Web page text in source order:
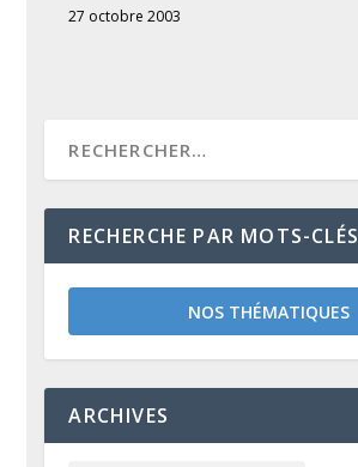
27 octobre 2003
RECHERCHE PAR MOTS-CLÉS
NOS THÉMATIQUES
ARCHIVES